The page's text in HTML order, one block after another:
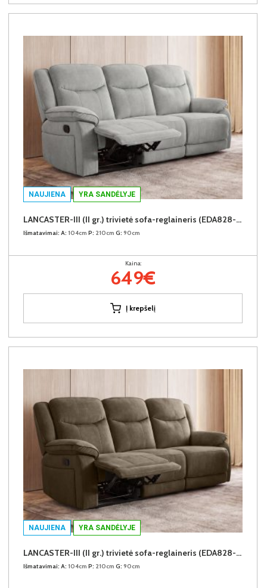
NAUJIENA YRA SANDĖLYJE
LANCASTER-III (II gr.) trivietė sofa-reglaineris (EDA828-10 Pilkas)
Išmatavimai: A: 104cm P: 210cm G: 90cm
Kaina:
649€
Į krepšelį
NAUJIENA YRA SANDĖLYJE
LANCASTER-III (II gr.) trivietė sofa-reglaineris (EDA828-05 Rudas)
Išmatavimai: A: 104cm P: 210cm G: 90cm